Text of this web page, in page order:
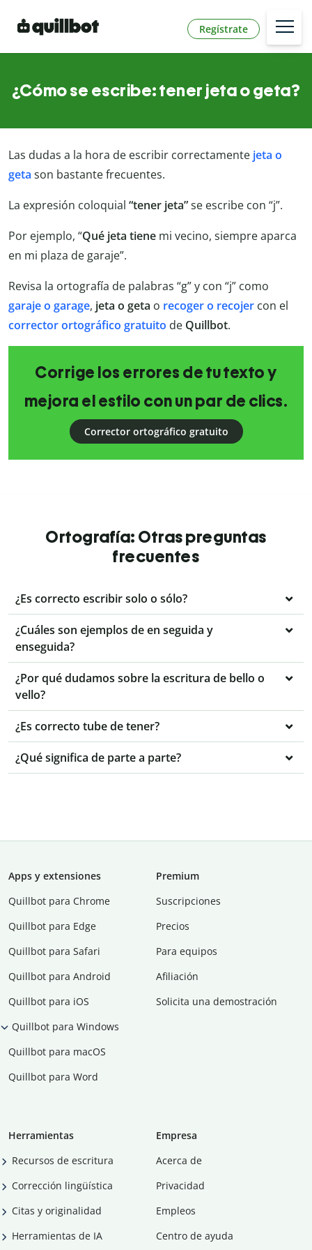
Regístrate
¿Cómo se escribe: tener jeta o geta?
Las dudas a la hora de escribir correctamente jeta o
geta son bastante frecuentes.
La expresión coloquial “tener jeta”se escribe con “j”.
Por ejemplo, “Qué jeta tiene mi vecino, siempre aparca
en mi plaza de garaje”.
Revisa la ortografía de palabras “g” y con “j” como
garaje o garage, jeta o geta o recoger o recojer con el
corrector ortográfico gratuito de Quillbot.
Corrige los errores de tu texto y
mejora el estilo con un par de clics.
Corrector ortográfico gratuito
Ortografía: Otras preguntas
frecuentes
¿Es correcto escribir solo o sólo?
¿Cuáles son ejemplos de en seguida y
enseguida?
¿Por qué dudamos sobre la escritura de bello o
vello?
¿Es correcto tube de tener?
¿Qué significa de parte a parte?
Apps y extensiones
Quillbot para Chrome
Quillbot para Edge
Quillbot para Safari
Quillbot para Android
Quillbot para iOS
Quillbot para Windows
Quillbot para macOS
Quillbot para Word
Premium
Suscripciones
Precios
Para equipos
Afiliación
Solicita una demostración
Herramientas
Recursos de escritura
Corrección lingüística
Citas y originalidad
Herramientas de IA
Empresa
Acerca de
Privacidad
Empleos
Centro de ayuda